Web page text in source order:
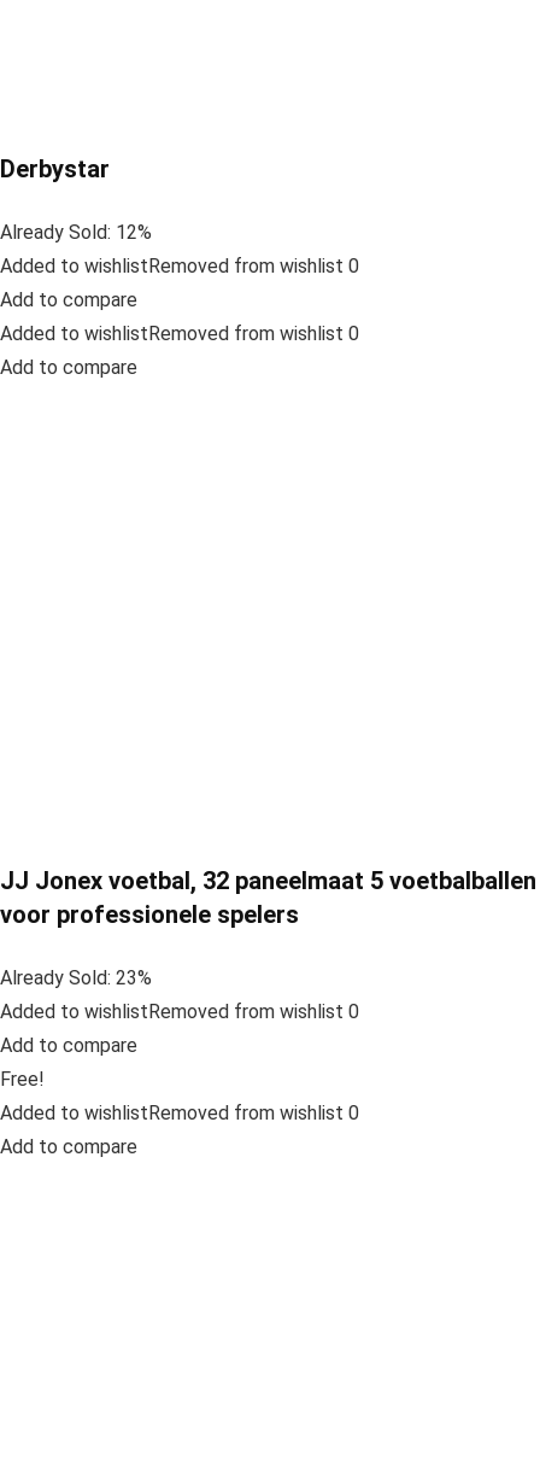
Derbystar
Already Sold: 12%
Added to wishlistRemoved from wishlist 0
Add to compare
Added to wishlistRemoved from wishlist 0
Add to compare
JJ Jonex voetbal, 32 paneelmaat 5 voetbalballen
voor professionele spelers
Already Sold: 23%
Added to wishlistRemoved from wishlist 0
Add to compare
Free!
Added to wishlistRemoved from wishlist 0
Add to compare